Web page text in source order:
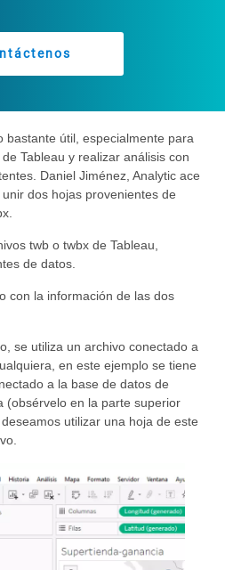
bastante útil, especialmente para
Tableau y realizar análisis con
Daniel Jiménez, Analytic ace
dos hojas provenientes de
twb o twbx de Tableau,
de datos.
con la información de las dos
se utiliza un archivo conectado a
en este ejemplo se tiene
a la base de datos de
(obsérvelo en la parte superior
utilizar una hoja de este